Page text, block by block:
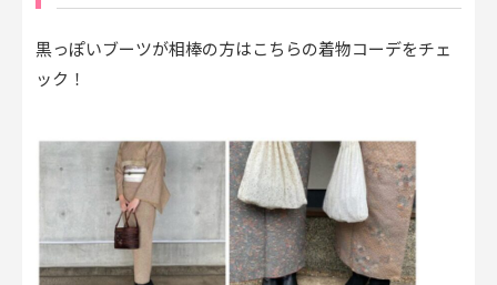
黒っぽいブーツが相棒の方はこちらの着物コーデをチェ
ック！